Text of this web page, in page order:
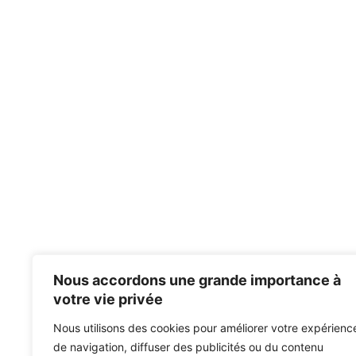
Nous accordons une grande importance à
votre vie privée
Nous utilisons des cookies pour améliorer votre
de navigation, diffuser des publicités ou du contenu